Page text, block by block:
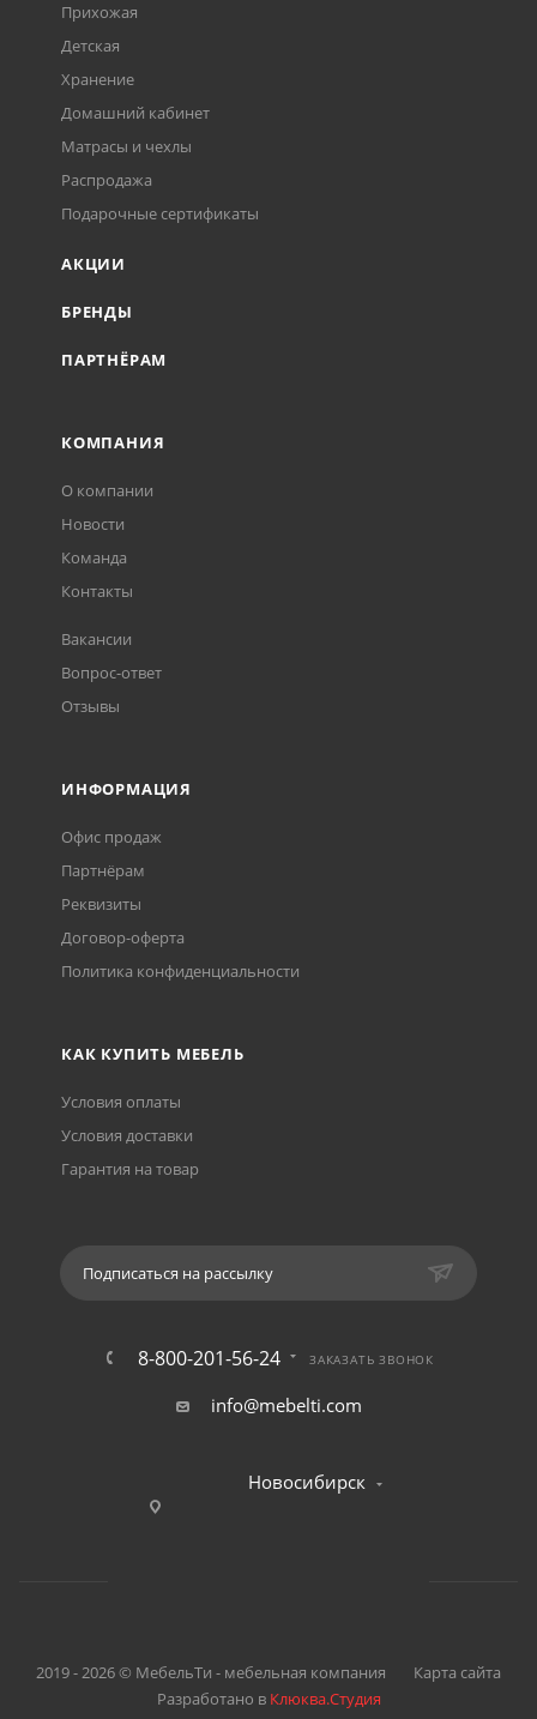
Прихожая
Детская
Хранение
Домашний кабинет
Матрасы и чехлы
Распродажа
Подарочные сертификаты
АКЦИИ
БРЕНДЫ
ПАРТНЁРАМ
КОМПАНИЯ
О компании
Новости
Команда
Контакты
Вакансии
Вопрос-ответ
Отзывы
ИНФОРМАЦИЯ
Офис продаж
Партнёрам
Реквизиты
Договор-оферта
Политика конфиденциальности
КАК КУПИТЬ МЕБЕЛЬ
Условия оплаты
Условия доставки
Гарантия на товар
Подписаться на рассылку
8-800-201-56-24 ЗАКАЗАТЬ ЗВОНОК
info@mebelti.com
Новосибирск
2019 - 2026 © МебельТи - мебельная компания
Карта сайта
Разработано в Клюква.Студия